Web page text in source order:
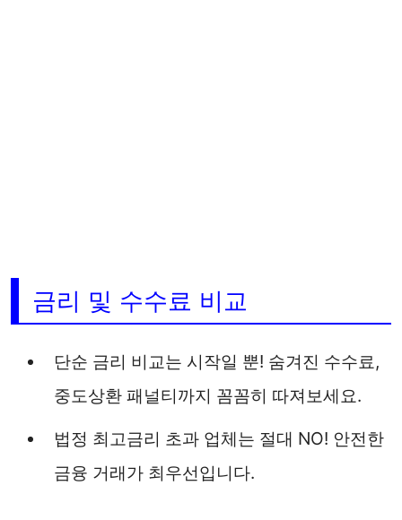
금리 및 수수료 비교
단순 금리 비교는 시작일 뿐! 숨겨진 수수료,
중도상환 패널티까지 꼼꼼히 따져보세요.
법정 최고금리 초과 업체는 절대 NO! 안전한
금융 거래가 최우선입니다.